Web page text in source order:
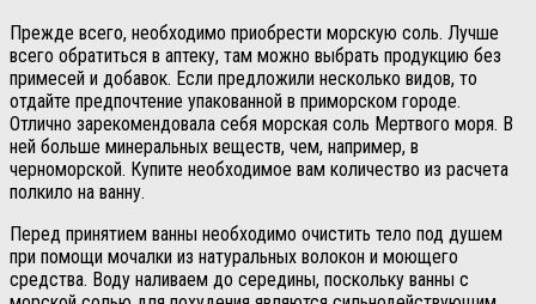
Прежде всего, необходимо приобрести морскую соль. Лучше
всего обратиться в аптеку, там можно выбрать продукцию без
примесей и добавок. Если предложили несколько видов, то
отдайте предпочтение упакованной в приморском городе.
Отлично зарекомендовала себя морская соль Мертвого моря. В
ней больше минеральных веществ, чем, например, в
черноморской. Купите необходимое вам количество из расчета
полкило на ванну.
Перед принятием ванны необходимо очистить тело под душем
при помощи мочалки из натуральных волокон и моющего
средства. Воду наливаем до середины, поскольку ванны с